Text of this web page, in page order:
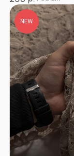
NEW